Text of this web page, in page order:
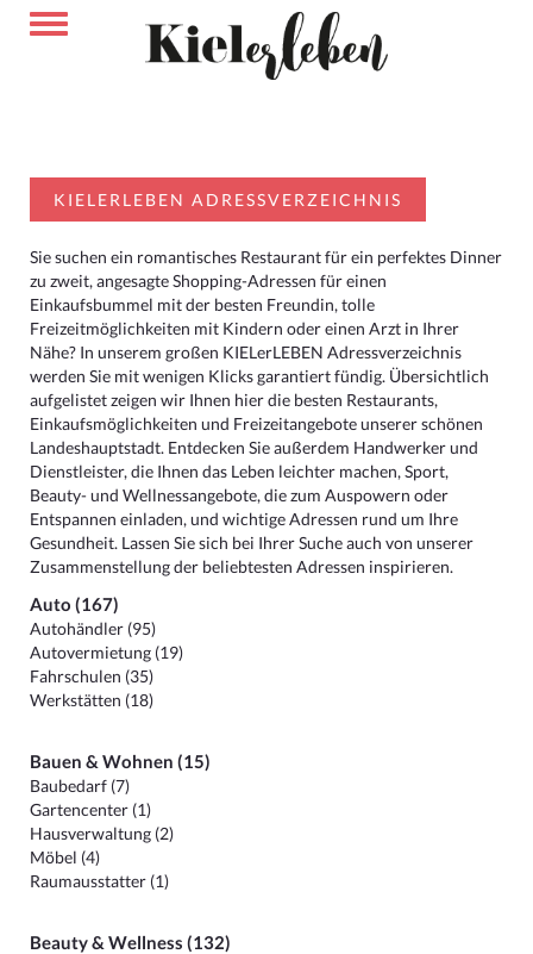
KIELERLEBEN ADRESSVERZEICHNIS
Sie suchen ein romantisches Restaurant für ein perfektes Dinner
zu zweit, angesagte Shopping-Adressen für einen
Einkaufsbummel mit der besten Freundin, tolle
Freizeitmöglichkeiten mit Kindern oder einen Arzt in Ihrer
Nähe? In unserem großen KIELerLEBEN Adressverzeichnis
werden Sie mit wenigen Klicks garantiert fündig. Übersichtlich
aufgelistet zeigen wir Ihnen hier die besten Restaurants,
Einkaufsmöglichkeiten und Freizeitangebote unserer schönen
Landeshauptstadt. Entdecken Sie außerdem Handwerker und
Dienstleister, die Ihnen das Leben leichter machen, Sport,
Beauty- und Wellnessangebote, die zum Auspowern oder
Entspannen einladen, und wichtige Adressen rund um Ihre
Gesundheit. Lassen Sie sich bei Ihrer Suche auch von unserer
Zusammenstellung der beliebtesten Adressen inspirieren.
Auto (167)
Autohändler (95)
Autovermietung (19)
Fahrschulen (35)
Werkstätten (18)
Bauen & Wohnen (15)
Baubedarf (7)
Gartencenter (1)
Hausverwaltung (2)
Möbel (4)
Raumausstatter (1)
Beauty & Wellness (132)